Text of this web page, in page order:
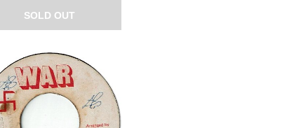
SOLD OUT